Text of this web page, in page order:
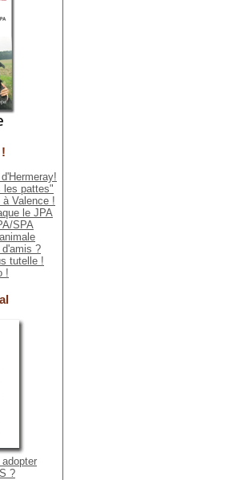
les pattes"
Valence !
le JPA
SPA
d'amis ?
tutelle !
!
?